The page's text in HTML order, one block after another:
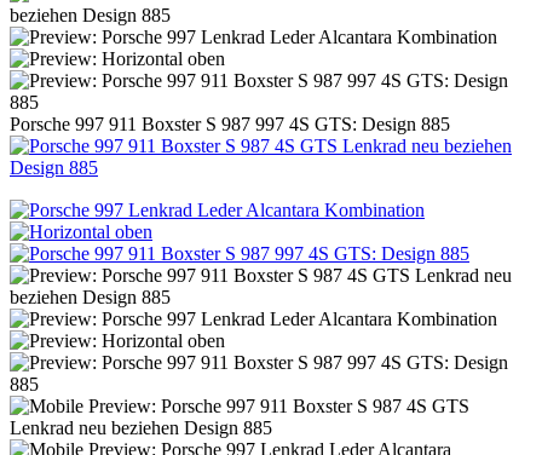
Porsche 997 911 Boxster S 987 997 4S GTS: Design 885